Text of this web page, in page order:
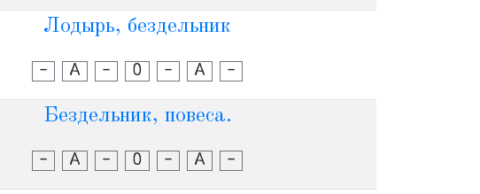
Лодырь, бездельник
- А - О - А -
Бездельник, повеса.
- А - О - А -